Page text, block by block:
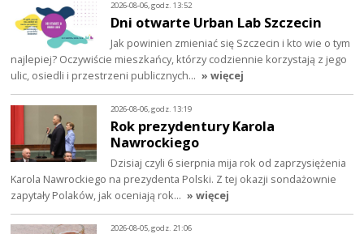
2026-08-06, godz. 13:52
Dni otwarte Urban Lab Szczecin
Jak powinien zmieniać się Szczecin i kto wie o tym
najlepiej? Oczywiście mieszkańcy, którzy codziennie korzystają z jego
ulic, osiedli i przestrzeni publicznych… » więcej
2026-08-06, godz. 13:19
Rok prezydentury Karola
Nawrockiego
Dzisiaj czyli 6 sierpnia mija rok od zaprzysiężenia
Karola Nawrockiego na prezydenta Polski. Z tej okazji sondażownie
zapytały Polaków, jak oceniają rok… » więcej
2026-08-05, godz. 21:06